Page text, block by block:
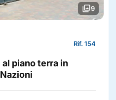
photo_library9
Rif. 154
piano terra in